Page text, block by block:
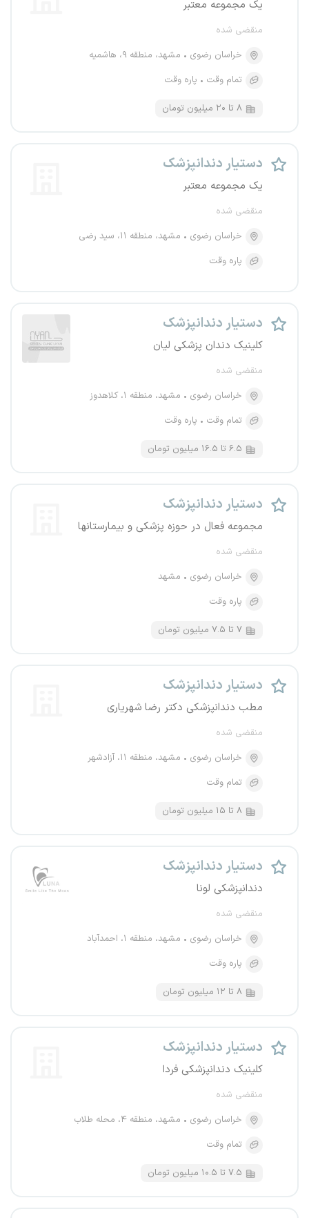
یک مجموعه معتبر
منقضی شده
خراسان رضوی
مشهد، منطقه ۹، هاشمیه
تمام وقت
پاره وقت
۸ تا ۲۰ میلیون تومان
دستیار دندانپزشک
یک مجموعه معتبر
منقضی شده
خراسان رضوی
مشهد، منطقه ۱۱، سید رضی
پاره وقت
دستیار دندانپزشک
کلینیک دندان پزشکی لیان
منقضی شده
خراسان رضوی
مشهد، منطقه ۱، کلاهدوز
تمام وقت
پاره وقت
۶.۵ تا ۱۶.۵ میلیون تومان
دستیار دندانپزشک
مجموعه فعال در حوزه پزشکی و بیمارستانها
منقضی شده
خراسان رضوی
مشهد
پاره وقت
۷ تا ۷.۵ میلیون تومان
دستیار دندانپزشک
مطب دندانپزشکی دکتر رضا شهریاری
منقضی شده
خراسان رضوی
مشهد، منطقه ۱۱، آزادشهر
تمام وقت
۸ تا ۱۵ میلیون تومان
دستیار دندانپزشک
دندانپزشکی لونا
منقضی شده
خراسان رضوی
مشهد، منطقه ۱، احمدآباد
پاره وقت
۸ تا ۱۲ میلیون تومان
دستیار دندانپزشک
کلینیک دندانپزشکی فردا
منقضی شده
خراسان رضوی
مشهد، منطقه ۴، محله طلاب
تمام وقت
۷.۵ تا ۱۰.۵ میلیون تومان